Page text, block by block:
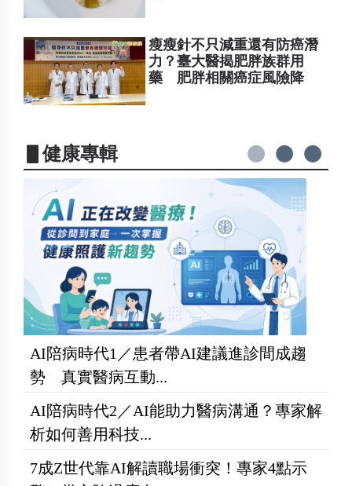
瘦瘦針不只減重還有防癌潛
力？臺大醫揭肥胖族群用
藥 肥胖相關癌症風險降
▋健康專輯
AI陪病時代1／患者帶AI建議進診間成趨
勢 真實醫病互動...
AI陪病時代2／AI能助力醫病溝通？專家解
析如何善用科技...
7成Z世代靠AI解讀職場衝突！專家4點示